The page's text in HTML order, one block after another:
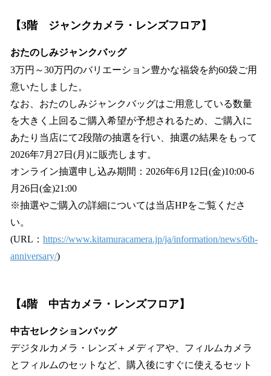
【3階 ジャンクカメラ・レンズフロア】
おたのしみジャンクバッグ
3万円～30万円のバリエーション豊かな福袋を約60袋ご用
意いたしました。
なお、おたのしみジャンクバッグはご用意している数量
を大きく上回るご購入希望が予想されるため、ご購入に
あたり当店にて2段階の抽選を行い、抽選の結果をもって
2026年7月27日(月)に販売します。
オンライン抽選申し込み期間：2026年6月12日(金)10:00-6
月26日(金)21:00
※抽選やご購入の詳細については当店HPをご覧くださ
い。
(URL： https://www.kitamuracamera.jp/ja/information/news/6th-
anniversary/)
【4階 中古カメラ・レンズフロア】
中古セレクションバッグ
デジタルカメラ・レンズ＋メディアや、フィルムカメラ
とフィルムのセットなど、購入後にすぐに使えるセット